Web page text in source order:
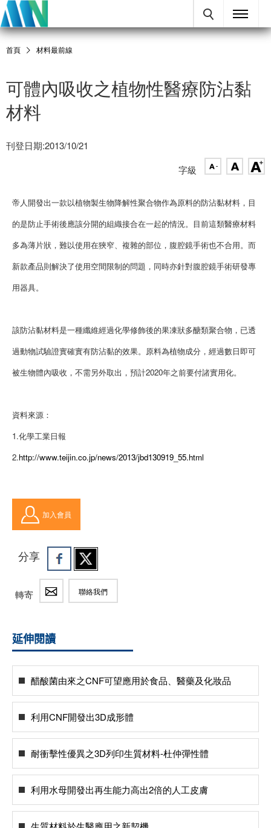
首頁 材料最前線
可體內吸收之植物性醫療防沾黏
材料
刊登日期:2013/10/21
字級
帝人開發出一款以植物製生物降解性聚合物作為原料的防沾黏材料，目
的是防止手術後應該分開的組織接合在一起的情況。目前這類醫療材料
多為薄片狀，難以使用在狹窄、複雜的部位，腹腔鏡手術也不合用。而
新款產品則解決了使用空間限制的問題，同時亦針對腹腔鏡手術研發專
用器具。
該防沾黏材料是一種纖維經過化學修飾後的果凍狀多醣類聚合物，已透
過動物試驗證實確實有防沾黏的效果。原料為植物成分，經過數日即可
被生物體內吸收，不需另外取出，預計2020年之前要付諸實用化。
資料來源：
1.化學工業日報
2.http://www.teijin.co.jp/news/2013/jbd130919_55.html
加入會員
分享
轉寄 聯絡我們
延伸閱讀
醋酸菌由來之CNF可望應用於食品、醫藥及化妝品
利用CNF開發出3D成形體
耐衝擊性優異之3D列印生質材料-杜仲彈性體
利用水母開發出再生能力高出2倍的人工皮膚